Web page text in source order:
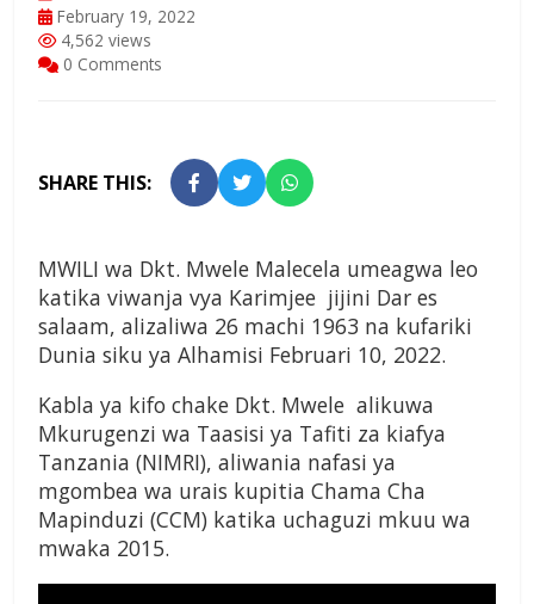
February 19, 2022
4,562 views
0 Comments
SHARE THIS:
MWILI wa Dkt. Mwele Malecela umeagwa leo
katika viwanja vya Karimjee jijini Dar es
salaam, alizaliwa 26 machi 1963 na kufariki
Dunia siku ya Alhamisi Februari 10, 2022.
Kabla ya kifo chake Dkt. Mwele alikuwa
Mkurugenzi wa Taasisi ya Tafiti za kiafya
Tanzania (NIMRI), aliwania nafasi ya
mgombea wa urais kupitia Chama Cha
Mapinduzi (CCM) katika uchaguzi mkuu wa
mwaka 2015.